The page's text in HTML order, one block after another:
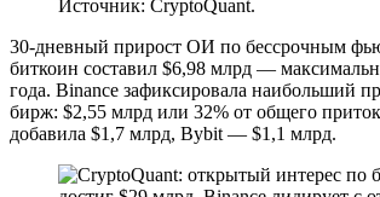
Источник: CryptoQuant.
30-дневный прирост ОИ по бессрочным
биткоин составил $6,98 млрд —
года. Binance зафиксировала наибольший
бирж: $2,55 млрд или 32% от общего
добавила $1,7 млрд, Bybit — $1,1 млрд.